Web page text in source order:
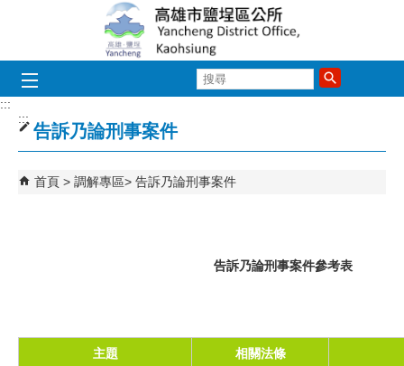
跳到主要內容區塊
尋
:::
:::
告訴乃論刑事案件
首頁 調解專區 告訴乃論刑事案件
告訴乃論刑事案件參考表
主題 相關法條